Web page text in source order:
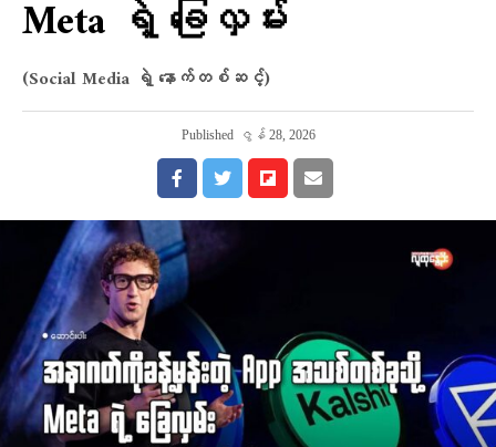
Meta ရဲ့ ခြေလှမ်း
(Social Media ရဲ့ နောက်တစ်ဆင့်)
Published ဇွန် 28, 2026